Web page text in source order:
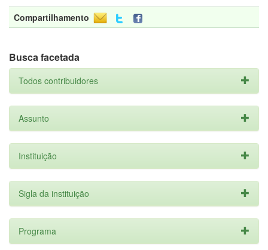
Compartilhamento
Busca facetada
Todos contribuidores
Assunto
Instituição
Sigla da instituição
Programa